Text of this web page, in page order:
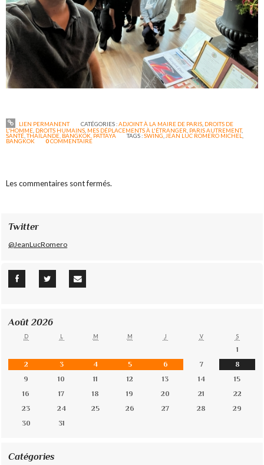
LIEN PERMANENT CATÉGORIES :ADJOINT À LA MAIRE DE PARIS, DROITS DE
L'HOMME DROITS HUMAINS MES DÉPLACEMENTS À L'ÉTRANGER PARIS AUTREMENT,
SANTÉ ,THAÏLANDE, BANGKOK, PATTAYA TAGS :SWING JEAN LUC ROMERO MICHEL
BANGKOK 0COMMENTAIRE
Les commentaires sont fermés.
Twitter
@JeanLucRomero
Août 2026
D L M M J V S
1
2
3 4 5 6 7
8
9
10 11 12 13 14
15
16
17 18 19 20 21
22
23
24 25 26 27 28
29
30
31
Catégories